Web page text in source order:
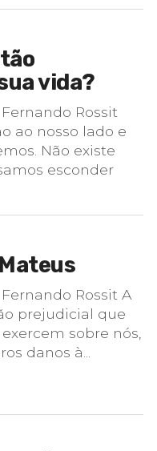
vida?
Fernando Rossit
ao nosso lado e
Não existe
esconder
Fernando Rossit A
prejudicial que
sobre nós,
danos à...